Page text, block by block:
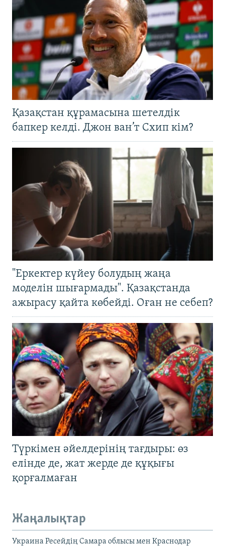
Қазақстан құрамасына шетелдік
бапкер келді. Джон ван’т Схип кім?
"Еркектер күйеу болудың жаңа
моделін шығармады". Қазақстанда
ажырасу қайта көбейді. Оған не себеп?
Түркімен әйелдерінің тағдыры: өз
елінде де, жат жерде де құқығы
қорғалмаған
Жаңалықтар
Украина Ресейдің Самара облысы мен Краснодар